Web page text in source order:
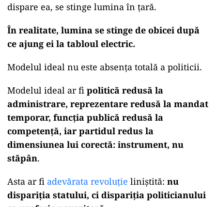
dispare ea, se stinge lumina în țară.
În realitate, lumina se stinge de obicei după
ce ajung ei la tabloul electric.
Modelul ideal nu este absența totală a politicii.
Modelul ideal ar fi politică redusă la
administrare, reprezentare redusă la mandat
temporar, funcția publică redusă la
competență, iar partidul redus la
dimensiunea lui corectă: instrument, nu
stăpân.
Asta ar fi adevărata revoluție liniștită: nu
dispariția statului, ci dispariția politicianului